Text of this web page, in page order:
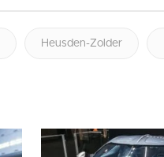
Heusden-Zolder